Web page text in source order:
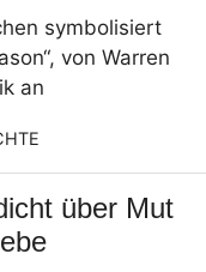
symbolisiert
von Warren
an
über Mut